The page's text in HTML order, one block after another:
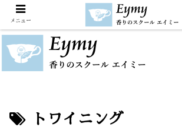
トワイニング
メニュー